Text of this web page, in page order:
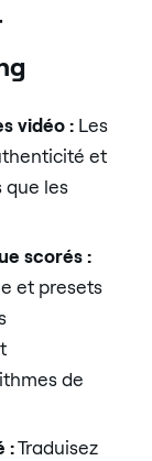
vidéo : Les
et
que les
scorés :
et presets
de
:Traduisez